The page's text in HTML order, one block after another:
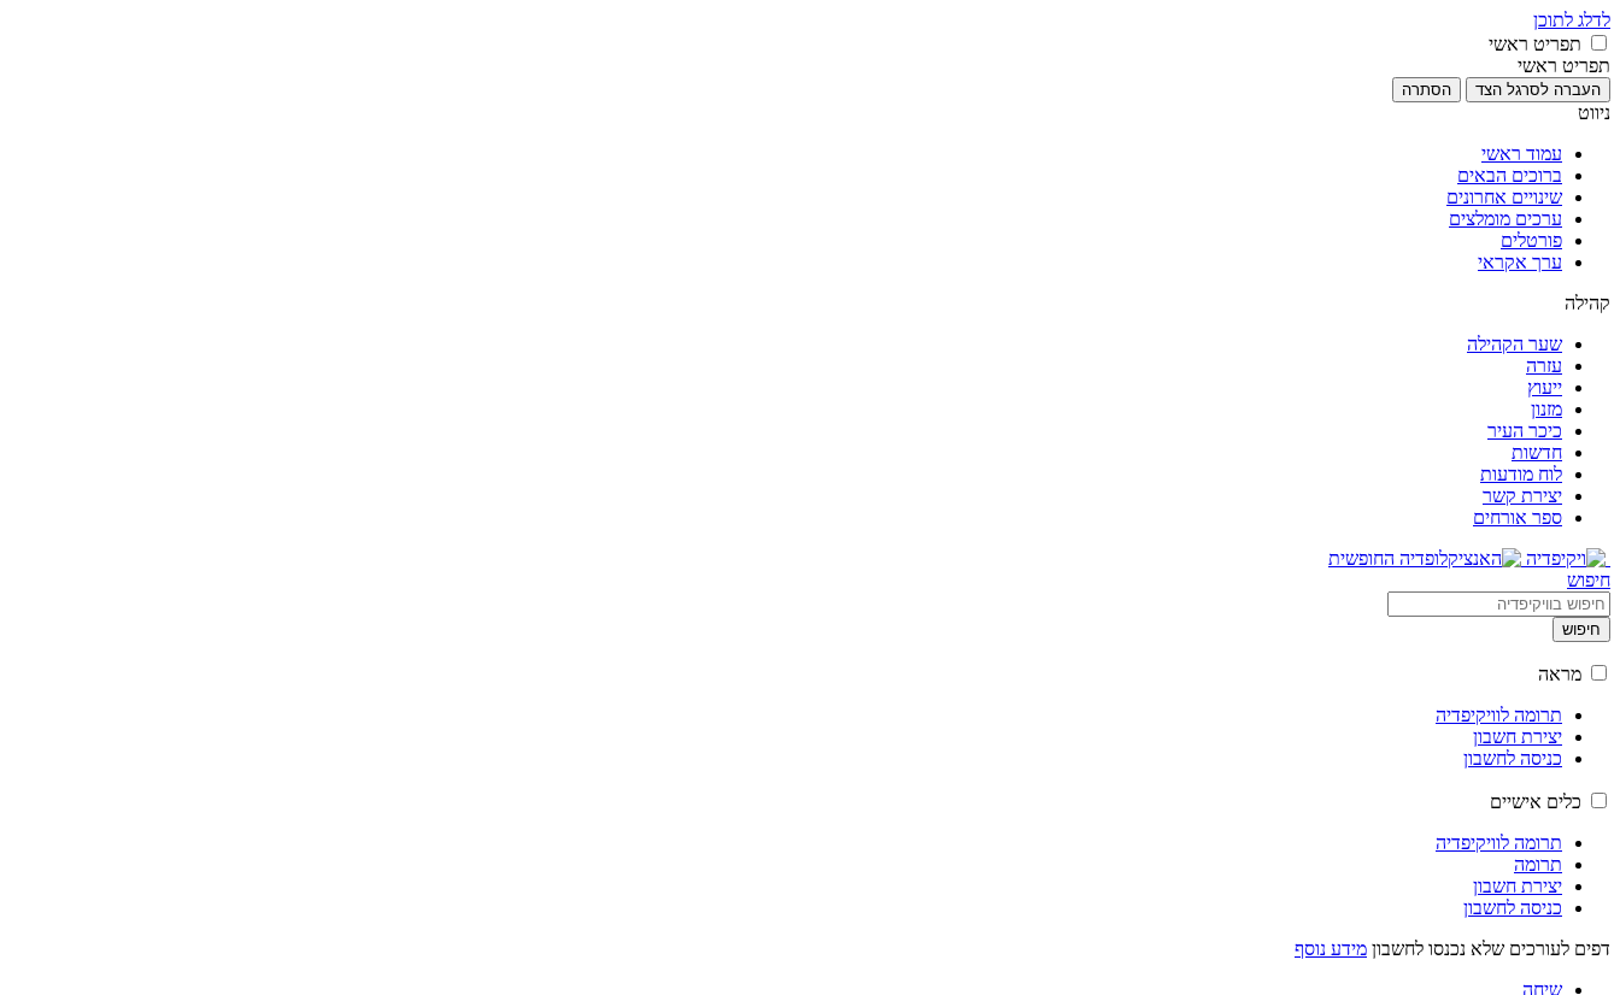
לדלג לתוכן
תפריט ראשי
תפריט ראשי
העברה לסרגל הצד הסתרה
ניווט
עמוד ראשי
ברוכים הבאים
שינויים אחרונים
ערכים מומלצים
פורטלים
ערך אקראי
קהילה
שער הקהילה
עזרה
ייעוץ
מזנון
כיכר העיר
חדשות
לוח מודעות
יצירת קשר
ספר אורחים
חיפוש
חיפוש
מראה
תרומה לוויקיפדיה
יצירת חשבון
כניסה לחשבון
כלים אישיים
תרומה לוויקיפדיה
תרומה
יצירת חשבון
כניסה לחשבון
דפים לעורכים שלא נכנסו לחשבון מידע נוסף
שיחה